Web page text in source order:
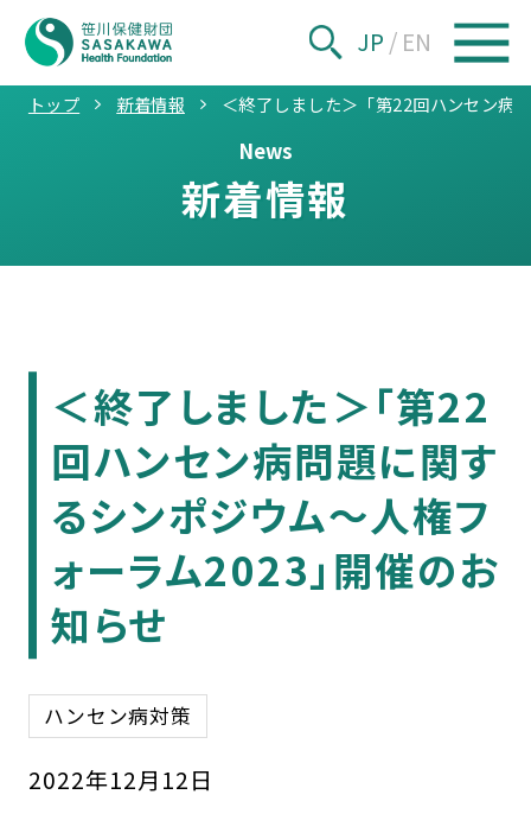
JP / EN
トップ 新着情報 ＜終了しました＞「第22回ハンセン病
News
新着情報
＜終了しました＞「第22
回ハンセン病問題に関す
るシンポジウム～人権フ
ォーラム2023」開催のお
知らせ
ハンセン病対策
2022年12月 12日